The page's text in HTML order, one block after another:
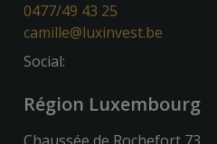
0477/49 43 25
camille@luxinvest.be
Social:
Région Luxembourg